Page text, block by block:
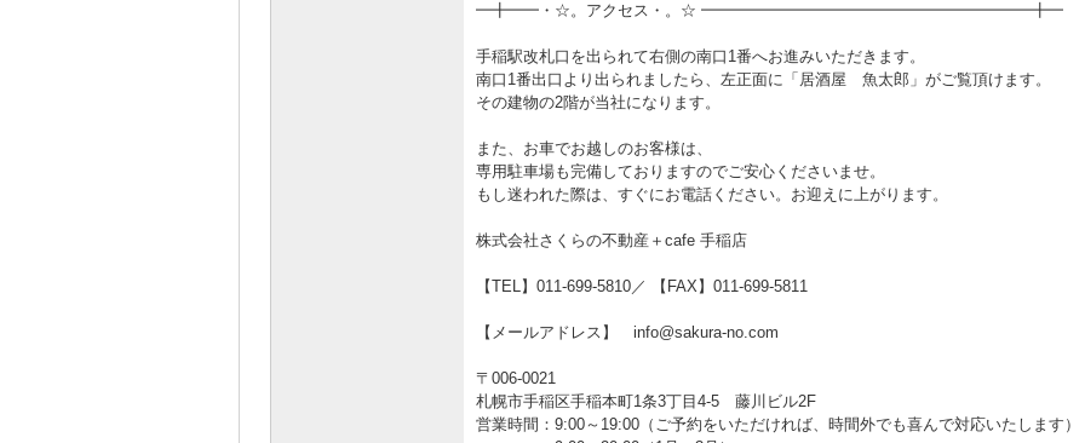
━╋━━・☆。アクセス・。☆ ━━━━━━━━━━━━━━━━━━━━━╋━
手稲駅改札口を出られて右側の南口1番へお進みいただきます。
南口1番出口より出られましたら、左正面に「居酒屋 魚太郎」がご覧頂けます。
その建物の2階が当社になります。
また、お車でお越しのお客様は、
専用駐車場も完備しておりますのでご安心くださいませ。
もし迷われた際は、すぐにお電話ください。お迎えに上がります。
株式会社さくらの不動産＋cafe 手稲店
【TEL】011-699-5810／ 【FAX】011-699-5811
【メールアドレス】 info@sakura-no.com
〒006-0021
札幌市手稲区手稲本町1条3丁目4-5 藤川ビル2F
営業時間：9:00～19:00（ご予約をいただければ、時間外でも喜んで対応いたします）